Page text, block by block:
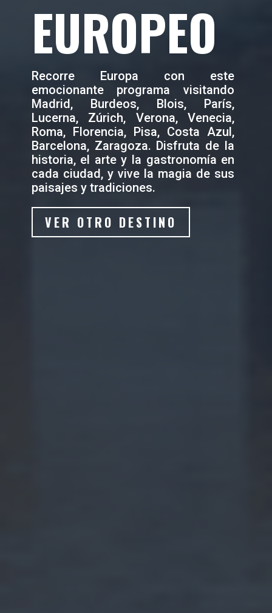
EUROPEO
Recorre Europa con este
emocionante programa visitando
Madrid, Burdeos, Blois, París,
Lucerna, Zúrich, Verona, Venecia,
Roma, Florencia, Pisa, Costa Azul,
Barcelona, Zaragoza. Disfruta de la
historia, el arte y la gastronomía en
cada ciudad, y vive la magia de sus
paisajes y tradiciones.
VER OTRO DESTINO